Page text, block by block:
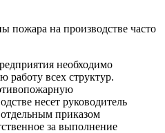
пожара на производстве часто
необходимо
работу всех структур.
несет руководитель
приказом
за выполнение